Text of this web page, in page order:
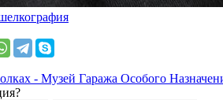
- Музей Гаража Особого